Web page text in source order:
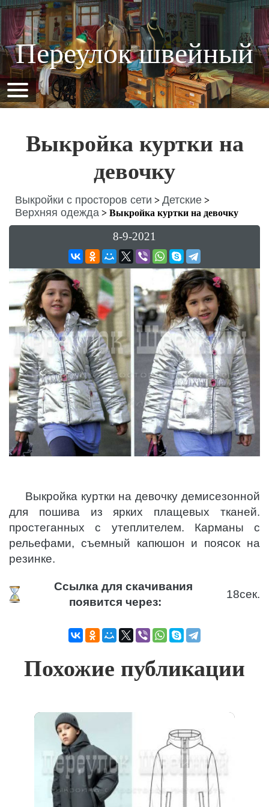
Переулок швейный
Выкройка куртки на
девочку
Выкройки с просторов сети > Детские >
Верхняя одежда > Выкройка куртки на девочку
8-9-2021
Выкройка куртки на девочку демисезонной
для пошива из ярких плащевых тканей.
простеганных с утеплителем. Карманы с
рельефами, съемный капюшон и поясок на
резинке.
Ссылка для скачивания
появится через:
18сек.
Похожие публикации